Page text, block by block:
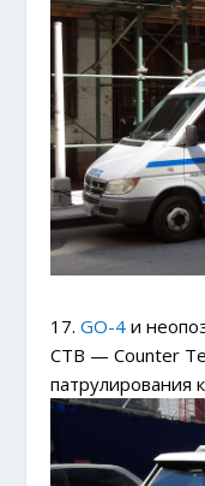
17.GO-4 и
CTB — Counter
патрулирования